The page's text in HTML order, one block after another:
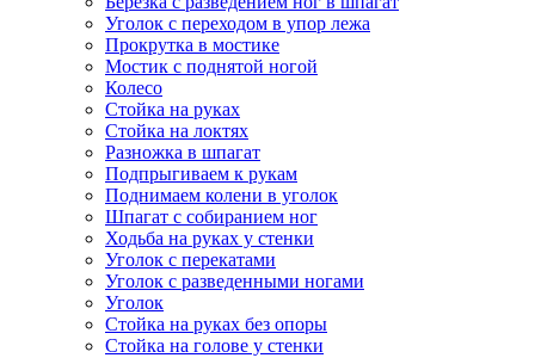
Уголок с переходом в упор лежа
Прокрутка в мостике
Мостик с поднятой ногой
Колесо
Стойка на руках
Стойка на локтях
Разножка в шпагат
Подпрыгиваем к рукам
Поднимаем колени в уголок
Шпагат с собиранием ног
Ходьба на руках у стенки
Уголок с перекатами
Уголок с разведенными ногами
Уголок
Стойка на руках без опоры
Стойка на голове у стенки